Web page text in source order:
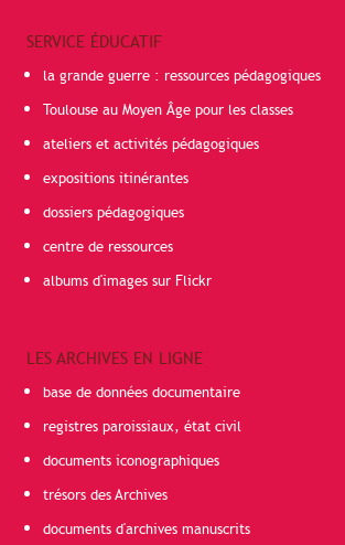
SERVICE ÉDUCATIF
la grande guerre : ressources pédagogiques
Toulouse au Moyen Âge pour les classes
ateliers et activités pédagogiques
expositions itinérantes
dossiers pédagogiques
centre de ressources
albums d'images sur Flickr
LES ARCHIVES EN LIGNE
base de données documentaire
registres paroissiaux, état civil
documents iconographiques
trésors des Archives
documents d'archives manuscrits